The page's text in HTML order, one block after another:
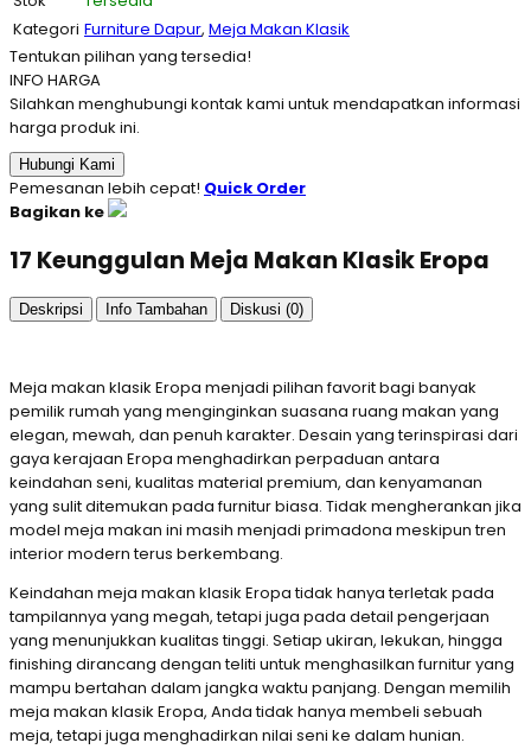
Kategori Furniture Dapur, Meja Makan Klasik
Tentukan pilihan yang tersedia!
INFO HARGA
Silahkan menghubungi kontak kami untuk mendapatkan informasi
harga produk ini.
Hubungi Kami
Pemesanan lebih cepat! Quick Order
Bagikan ke
17 Keunggulan Meja Makan Klasik Eropa
Deskripsi Info Tambahan Diskusi (0)
Meja makan klasik Eropa menjadi pilihan favorit bagi banyak
pemilik rumah yang menginginkan suasana ruang makan yang
elegan, mewah, dan penuh karakter. Desain yang terinspirasi dari
gaya kerajaan Eropa menghadirkan perpaduan antara
keindahan seni, kualitas material premium, dan kenyamanan
yang sulit ditemukan pada furnitur biasa. Tidak mengherankan jika
model meja makan ini masih menjadi primadona meskipun tren
interior modern terus berkembang.
Keindahan meja makan klasik Eropa tidak hanya terletak pada
tampilannya yang megah, tetapi juga pada detail pengerjaan
yang menunjukkan kualitas tinggi. Setiap ukiran, lekukan, hingga
finishing dirancang dengan teliti untuk menghasilkan furnitur yang
mampu bertahan dalam jangka waktu panjang. Dengan memilih
meja makan klasik Eropa, Anda tidak hanya membeli sebuah
meja, tetapi juga menghadirkan nilai seni ke dalam hunian.